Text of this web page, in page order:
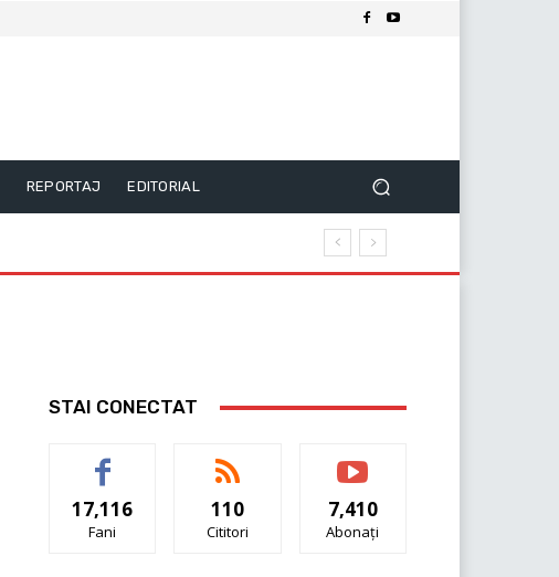
REPORTAJ EDITORIAL
STAI CONECTAT
17,116
Fani
110
Cititori
7,410
Abonați